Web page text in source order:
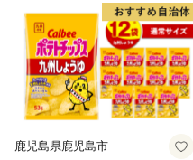
おすすめ デザートワイン ア
ペリティフ パーティ 誕生日
お祝い プレゼント ギフト 贈
り物 株式会社泉屋 奈良県 奈
良市
鹿児島県鹿児島市